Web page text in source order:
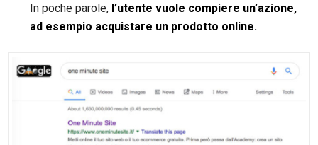
In poche parole, l’utente vuole compiere un’azione,
ad esempio acquistare un prodotto online.